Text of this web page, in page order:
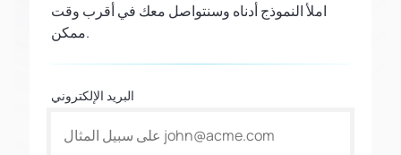
املأ النموذج أدناه وسنتواصل معك في أقرب وقت
ممكن.
البريد الإلكتروني